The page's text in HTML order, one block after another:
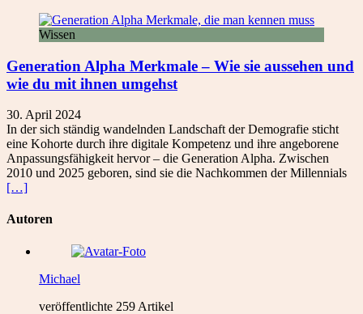
Wissen
Generation Alpha Merkmale – Wie sie aussehen und
wie du mit ihnen umgehst
30. April 2024
In der sich ständig wandelnden Landschaft der Demografie sticht
eine Kohorte durch ihre digitale Kompetenz und ihre angeborene
Anpassungsfähigkeit hervor – die Generation Alpha. Zwischen
2010 und 2025 geboren, sind sie die Nachkommen der Millennials
[…]
Autoren
Michael
veröffentlichte 259 Artikel